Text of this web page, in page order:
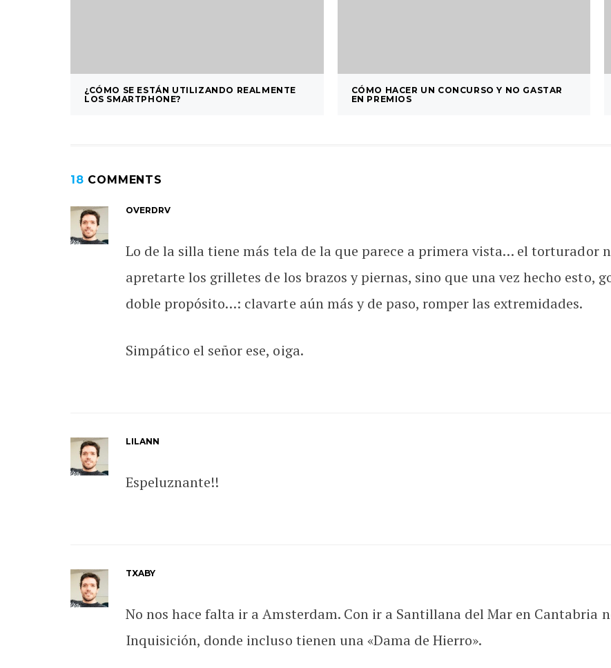
¿CÓMO SE ESTÁN UTILIZANDO REALMENTE
LOS SMARTPHONE?
CÓMO HACER UN CONCURSO Y NO GASTAR
EN PREMIOS
18 COMMENTS
OVERDRV
Lo de la silla tiene más tela de la que parece a primera vista… el torturador
apretarte los grilletes de los brazos y piernas, sino que una vez hecho esto,
doble propósito…: clavarte aún más y de paso, romper las extremidades.
Simpático el señor ese, oiga.
LILANN
Espeluznante!!
TXABY
No nos hace falta ir a Amsterdam. Con ir a Santillana del Mar en Cantabria
Inquisición, donde incluso tienen una «Dama de Hierro».